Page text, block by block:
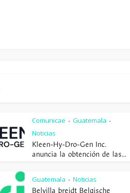
Comunicae • Guatemala •
Noticias
Kleen-Hy-Dro-Gen Inc.
anuncia la obtención de las...
Guatemala • Noticias
Belvilla breidt Belgische